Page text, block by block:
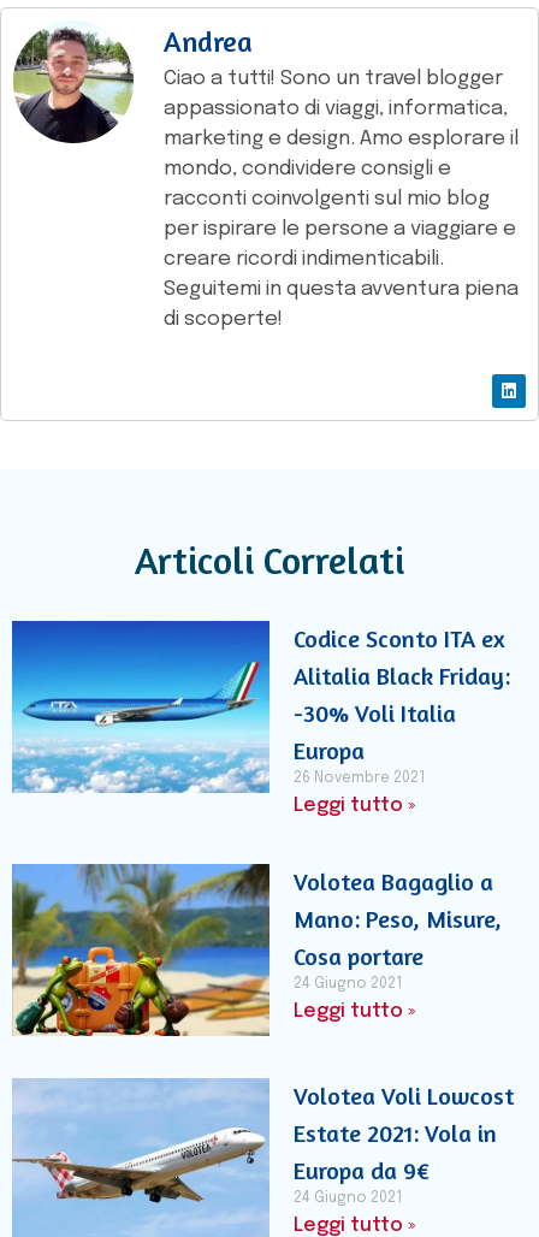
Andrea
Ciao a tutti! Sono un travel blogger
appassionato di viaggi, informatica,
marketing e design. Amo esplorare il
mondo, condividere consigli e
racconti coinvolgenti sul mio blog
per ispirare le persone a viaggiare e
creare ricordi indimenticabili.
Seguitemi in questa avventura piena
di scoperte!
Articoli Correlati
Codice Sconto ITA ex
Alitalia Black Friday:
-30% Voli Italia
Europa
26 Novembre 2021
Leggi tutto »
Volotea Bagaglio a
Mano: Peso, Misure,
Cosa portare
24 Giugno 2021
Leggi tutto »
Volotea Voli Lowcost
Estate 2021: Vola in
Europa da 9€
24 Giugno 2021
Leggi tutto »